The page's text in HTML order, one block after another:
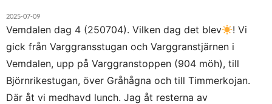
2025-07-09
Vemdalen dag 4 (250704). Vilken dag det blev
! Vi
gick från Varggransstugan och Varggranstjärnen i
Vemdalen, upp på Varggranstoppen (904 möh), till
Björnrikestugan, över Gråhågna och till Timmerkojan.
Där åt vi medhavd lunch. Jag åt resterna av